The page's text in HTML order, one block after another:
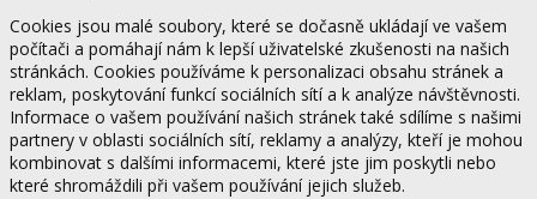
Cookies jsou malé soubory, které se dočasně ukládají ve vašem
počítači a pomáhají nám k lepší uživatelské zkušenosti na našich
stránkách. Cookies používáme k personalizaci obsahu stránek a
reklam, poskytování funkcí sociálních sítí a k analýze návštěvnosti.
Informace o vašem používání našich stránek také sdílíme s našimi
partnery v oblasti sociálních sítí, reklamy a analýzy, kteří je mohou
kombinovat s dalšími informacemi, které jste jim poskytli nebo
které shromáždili při vašem používání jejich služeb.